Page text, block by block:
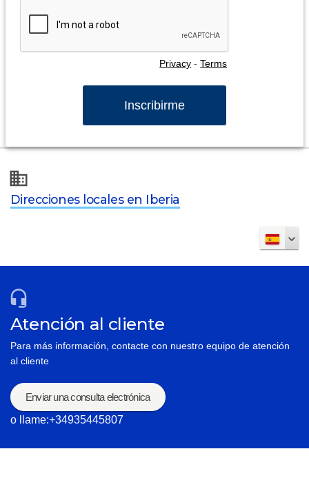
Privacy -Terms
Direcciones locales en Iberia
Atención al cliente
Para más información, contacte con nuestro equipo de atención
al cliente
Enviar una consulta electrónica
o llame:+34935445807